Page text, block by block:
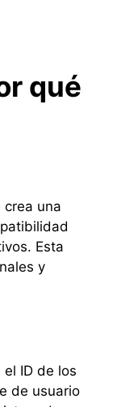
qué
crea una
Esta
y
ID de los
de usuario